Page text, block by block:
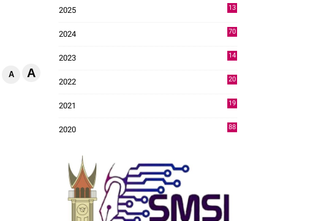
A A
2025
13
2024
70
2023
14
2022
20
2021
19
2020
88